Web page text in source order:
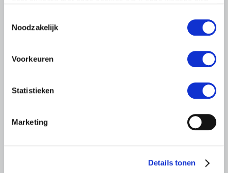
Noodzakelijk
Voorkeuren
Statistieken
Marketing
Details tonen
NIEUWS
Voorzitter LTO Nederland op
augustus een werkbezoek van Ger Koopmans, voorzitter
Bienvenue.
Lees meer